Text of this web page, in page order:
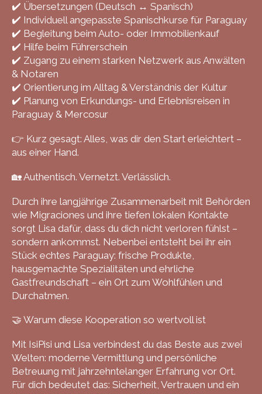
✔️ Übersetzungen (Deutsch ↔️ Spanisch)
✔️ Individuell angepasste Spanischkurse für Paraguay
✔️ Begleitung beim Auto- oder Immobilienkauf
✔️ Hilfe beim Führerschein
✔️ Zugang zu einem starken Netzwerk aus Anwälten
& Notaren
✔️ Orientierung im Alltag & Verständnis der Kultur
✔️ Planung von Erkundungs- und Erlebnisreisen in
Paraguay & Mercosur
👉 Kurz gesagt: Alles, was dir den Start erleichtert –
aus einer Hand.
🏡 Authentisch. Vernetzt. Verlässlich.
Durch ihre langjährige Zusammenarbeit mit Behörden
wie Migraciones und ihre tiefen lokalen Kontakte
sorgt Lisa dafür, dass du dich nicht verloren fühlst –
sondern ankommst. Nebenbei entsteht bei ihr ein
Stück echtes Paraguay: frische Produkte,
hausgemachte Spezialitäten und ehrliche
Gastfreundschaft – ein Ort zum Wohlfühlen und
Durchatmen.
🤝 Warum diese Kooperation so wertvoll ist
Mit IsiPisi und Lisa verbindest du das Beste aus zwei
Welten: moderne Vermittlung und persönliche
Betreuung mit jahrzehntelanger Erfahrung vor Ort.
Für dich bedeutet das: Sicherheit, Vertrauen und ein